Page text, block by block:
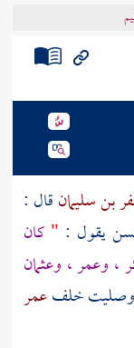
بن سليمانقال :
يقول : " كان
، وعمر، وعثمان
خلفعمر